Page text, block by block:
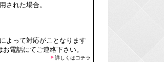
された場合。
よって対応がことなります
電話にてご連絡下さい。
詳しくはコチラ